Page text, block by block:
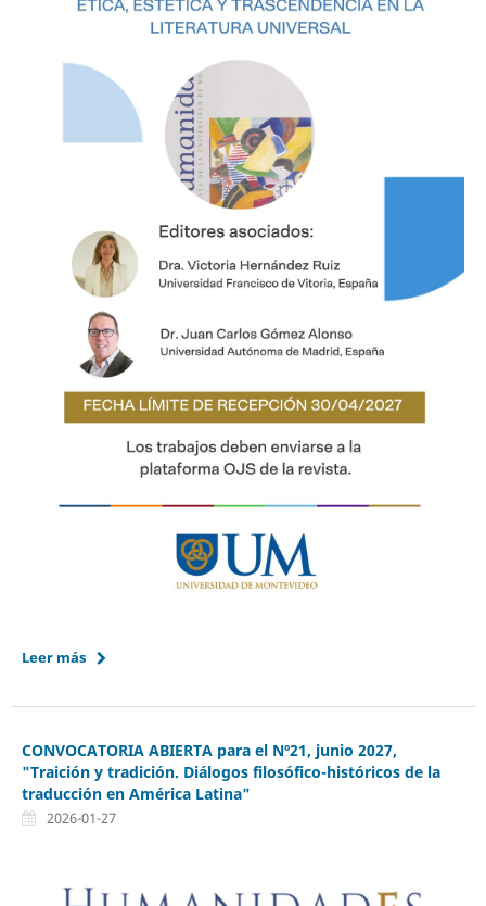
Leer más
CONVOCATORIA ABIERTA para el Nº21, junio 2027,
"Traición y tradición. Diálogos filosófico-históricos de la
traducción en América Latina"
2026-01-27